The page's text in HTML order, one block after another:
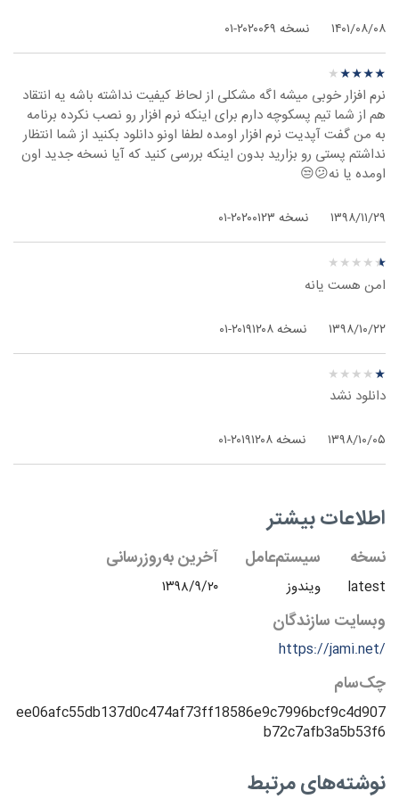
۱۴۰۱/۰۸/۰۸ نسخه ۲۰۲۰۰۶۹-۰۱
نظر درباره ‫Jami - ویندوز★★★★★
★
★
★
★
★
نرم افزار خوبی میشه اگه مشکلی از لحاظ کیفیت نداشته باشه یه انتقاد
هم از شما تیم پسکوچه دارم برای اینکه نرم افزار رو نصب نکرده برنامه
به من گفت آپدیت نرم افزار اومده لطفا اونو دانلود بکنید از شما انتظار
نداشتم پستی رو بزارید بدون اینکه بررسی کنید که آیا نسخه جدید اون
اومده یا نه😕😒
۱۳۹۸/۱۱/۲۹ نسخه ۲۰۲۰۰۱۲۳-۰۱
نظر درباره ‫Jami - ویندوز★★★★★
★
★
★
★
★
امن هست یانه
۱۳۹۸/۱۰/۲۲ نسخه ۲۰۱۹۱۲۰۸-۰۱
نظر درباره ‫Jami - ویندوز★★★★★
★
★
★
★
★
دانلود نشد
۱۳۹۸/۱۰/۰۵ نسخه ۲۰۱۹۱۲۰۸-۰۱
اطلاعات بیشتر
نسخه
latest
سیستم‌عامل
ویندوز
آخرین به‌روزرسانی
۱۳۹۸/۹/۲۰
وبسایت سازندگان
https://jami.net/
چک‌سام
ee06afc55db137d0c474af73ff18586e9c7996bcf9c4d907
b72c7afb3a5b53f6
نوشته‌های مرتبط